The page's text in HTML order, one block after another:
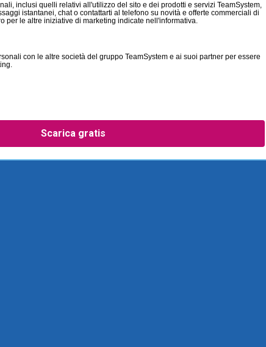
inclusi quelli relativi all'utilizzo del sito e dei prodotti e servizi TeamSystem,
istantanei, chat o contattarti al telefono su novità e offerte commerciali di
per le altre iniziative di marketing indicate nell'informativa.
con le altre società del gruppo TeamSystem e ai suoi partner per essere